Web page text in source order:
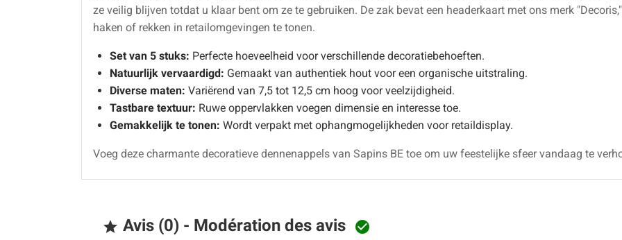
ze veilig blijven totdat u klaar bent om ze te gebruiken. De zak bevat een headerkaart met ons merk
haken of rekken in retailomgevingen te tonen.
Set van 5 stuks: Perfecte hoeveelheid voor verschillende decoratiebehoeften.
Natuurlijk vervaardigd: Gemaakt van authentiek hout voor een organische uitstraling.
Diverse maten: Variërend van 7,5 tot 12,5 cm hoog voor veelzijdigheid.
Tastbare textuur: Ruwe oppervlakken voegen dimensie en interesse toe.
Gemakkelijk te tonen: Wordt verpakt met ophangmogelijkheden voor retaildisplay.
Voeg deze charmante decoratieve dennenappels van Sapins BE toe om uw feestelijke sfeer vandaag te
 Avis (0) - Modération des avis 